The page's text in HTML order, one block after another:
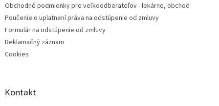
Obchodné podmienky pre veľkoodberateľov - lekárne, obchod
Poučenie o uplatnení práva na odstúpenie od zmluvy
Formulár na odstúpenie od zmluvy
Reklamačný záznam
Cookies
Kontakt